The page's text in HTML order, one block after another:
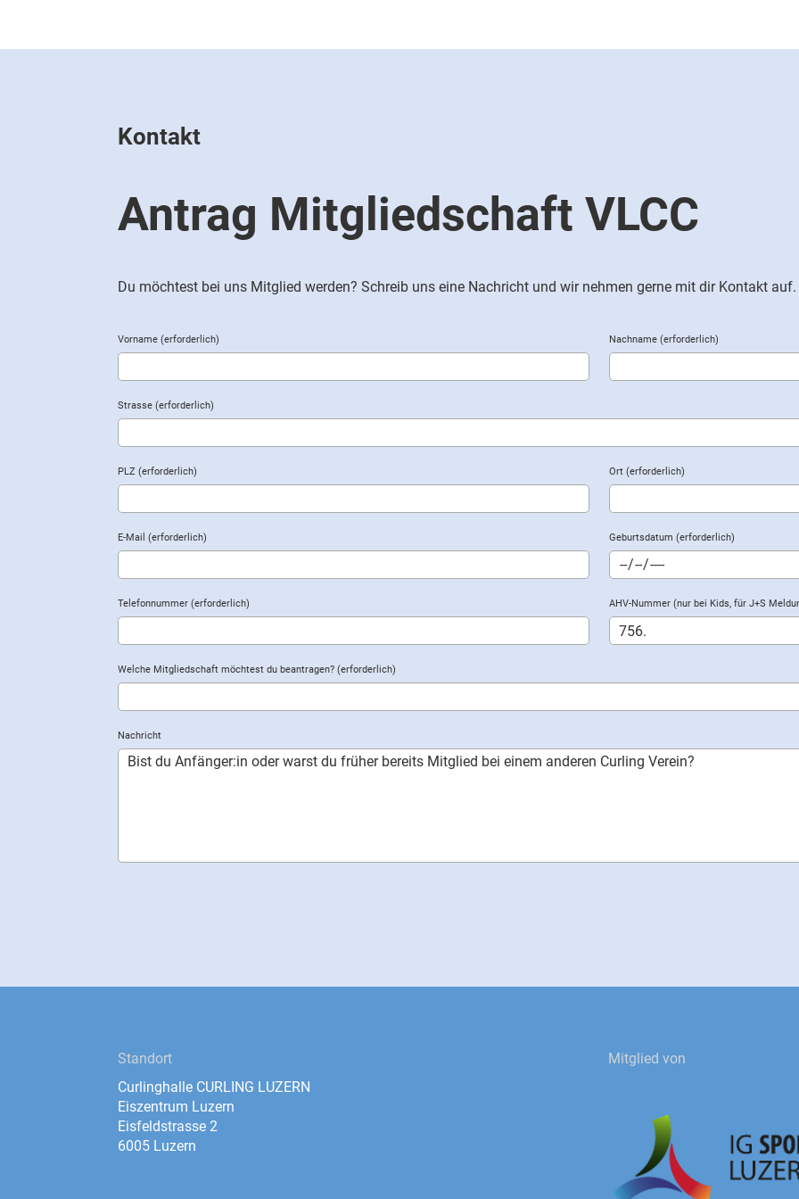
Kontakt
Antrag Mitgliedschaft VLCC
Du möchtest bei uns Mitglied werden? Schreib uns eine Nachricht und wir nehmen gerne mit dir Kontakt auf.
Vorname (erforderlich) Nachname (erforderlich)
Strasse (erforderlich)
PLZ (erforderlich) Ort (erforderlich)
E-Mail (erforderlich) Geburtsdatum (erforderlich)
Telefonnummer (erforderlich) AHV-Nummer (nur bei Kids, für J+S
Welche Mitgliedschaft möchtest du beantragen? (erforderlich)
Nachricht
Standort
Curlinghalle CURLING LUZERN
Eiszentrum Luzern
Eisfeldstrasse 2
6005 Luzern
Mitglied von